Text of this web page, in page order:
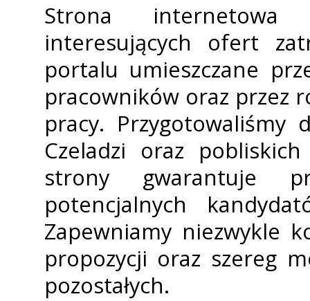
Strona internetowa
interesujących ofert
portalu umieszczane
pracowników oraz przez
pracy. Przygotowaliśmy
Czeladzi oraz
strony gwarantuje
potencjalnych
Zapewniamy niezwykle
propozycji oraz szereg
pozostałych.